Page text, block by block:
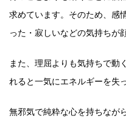
求めています。そのため、感
った・寂しいなどの気持ちが
また、理屈よりも気持ちで動
れると一気にエネルギーを失
無邪気で純粋な心を持ちなが